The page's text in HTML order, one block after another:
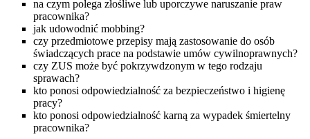
na czym polega złośliwe lub uporczywe naruszanie praw
pracownika?
jak udowodnić mobbing?
czy przedmiotowe przepisy mają zastosowanie do osób
świadczących prace na podstawie umów cywilnoprawnych?
czy ZUS może być pokrzywdzonym w tego rodzaju
sprawach?
kto ponosi odpowiedzialność za bezpieczeństwo i higienę
pracy?
kto ponosi odpowiedzialność karną za wypadek śmiertelny
pracownika?